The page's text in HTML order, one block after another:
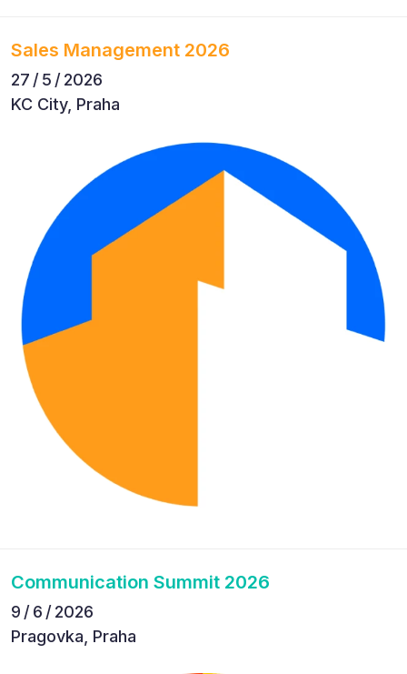
Sales Management 2026
27 / 5 / 2026
KC City, Praha
Communication Summit 2026
9 / 6 / 2026
Pragovka, Praha